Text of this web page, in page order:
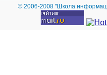
© 2006-2008 "Школа